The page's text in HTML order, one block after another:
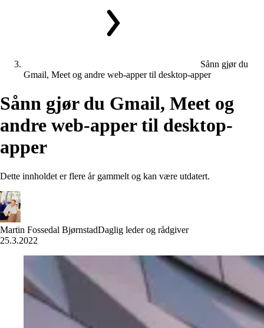
Sånn gjør du
Gmail, Meet og andre web-apper til desktop-apper
Sånn gjør du Gmail, Meet og
andre web-appertil desktop-
apper
Dette innholdet er flere år gammelt og kan være utdatert.
Martin Fossedal BjørnstadDaglig leder og rådgiver
25.3.2022